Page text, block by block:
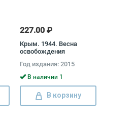
227.00 ₽
Крым. 1944. Весна
освобождения
Год издания: 2015
В наличии 1
В корзину